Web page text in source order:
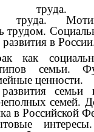
труда.
труда.
трудом.
в
как
семьи.
ценности.
семьи
семей.
в Российской